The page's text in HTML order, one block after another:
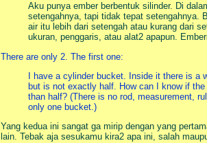
Aku punya ember berbentuk silinder. Di
setengahnya, tapi tidak tepat setengahnya.
air itu lebih dari setengah atau kurang dari
ukuran, penggaris, atau alat2 apapun.
There are only 2. The first one:
I have a cylinder bucket. Inside it there is a
but is not exactly half. How can I know if
than half? (There is no rod, measurement,
only one bucket.)
Yang kedua ini sangat ga mirip dengan yang
lain. Tebak aja sesukamu kira2 apa ini, salah